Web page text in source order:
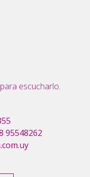
escucharlo.
95548262